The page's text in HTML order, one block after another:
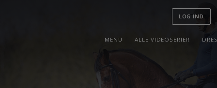
LOG
ALLE VIDEOSERIER
MENU